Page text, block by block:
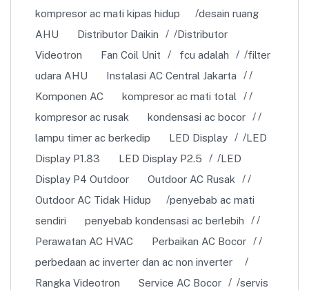
kompresor ac mati kipas hidup
desain ruang
AHU
Distributor Daikin
Distributor
Videotron
Fan Coil Unit fcu adalah
filter
udara AHU
Instalasi AC Central Jakarta
Komponen AC
kompresor ac mati total
kompresor ac rusak
kondensasi ac bocor
lampu timer ac berkedip
LED Display
LED
Display P1.83
LED Display P2.5
LED
Display P4 Outdoor
Outdoor AC Rusak
Outdoor AC Tidak Hidup
penyebab ac mati
sendiri
penyebab kondensasi ac berlebih
Perawatan AC HVAC
Perbaikan AC Bocor
perbedaan ac inverter dan ac non inverter
Rangka Videotron
Service AC Bocor
servis